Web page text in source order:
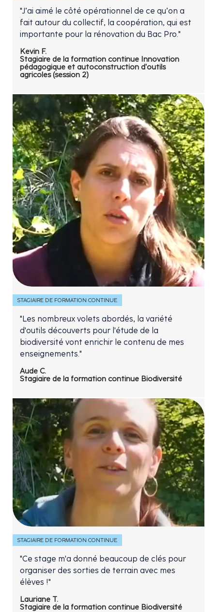
"J’ai aimé le côté opérationnel de ce qu’on a
fait autour du collectif, la coopération, qui est
importante pour la rénovation du Bac Pro."
Kevin F.
Stagiaire de la formation continue Innovation
pédagogique et autoconstruction d'outils
agricoles (session 2)
STAGIAIRE DE FORMATION CONTINUE
"Les nombreux volets abordés, la variété
d'outils découverts pour l'étude de la
biodiversité vont enrichir le contenu de mes
enseignements."
Aude C.
Stagiaire de la formation continue Biodiversité
STAGIAIRE DE FORMATION CONTINUE
"Ce stage m'a donné beaucoup de clés pour
organiser des sorties de terrain avec mes
élèves !"
Lauriane T.
Stagiaire de la formation continue Biodiversité